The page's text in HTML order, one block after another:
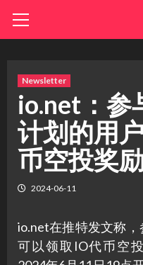
Menu
Newsletter
io.net：参
计划的用
币空投奖
2024-06-11
io.net在推特发文称
可以领取IO代币空